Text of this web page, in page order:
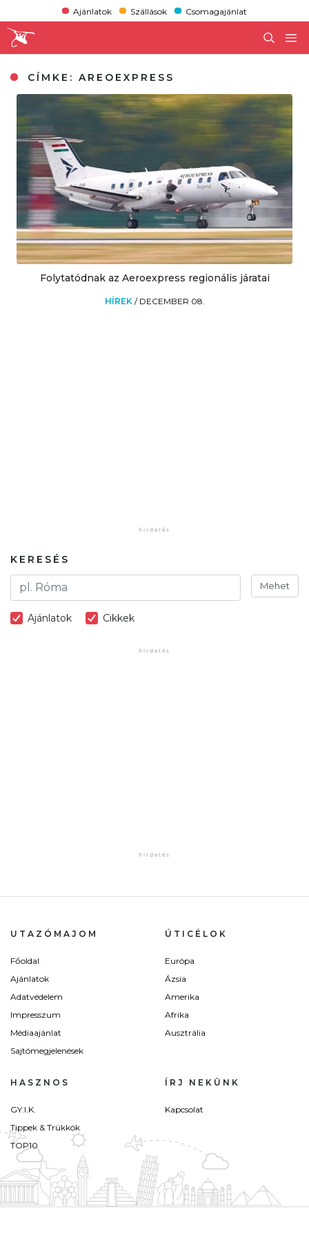
Ajánlatok Szállások Csomagajánlat
CÍMKE:AREOEXPRESS
Folytatódnak az Aeroexpress regionális járatai
HÍREK / DECEMBER 08.
KERESÉS
Mehet
Ajánlatok Cikkek
UTAZÓMAJOM
Főoldal
Ajánlatok
Adatvédelem
Impresszum
Médiaajánlat
Sajtómegjelenések
ÚTICÉLOK
Európa
Ázsia
Amerika
Afrika
Ausztrália
HASZNOS
GY.I.K.
Tippek & Trükkök
TOP10
ÍRJ NEKÜNK
Kapcsolat